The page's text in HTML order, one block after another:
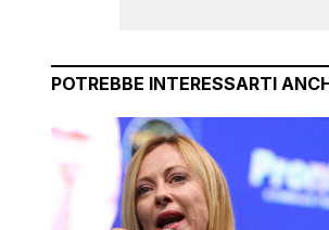
POTREBBE INTERESSARTI